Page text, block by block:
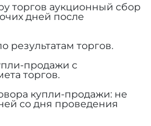
торгов аукционный сбор
дней после
результатам торгов.
продажи с
торгов.
купли-продажи: не
со дня проведения